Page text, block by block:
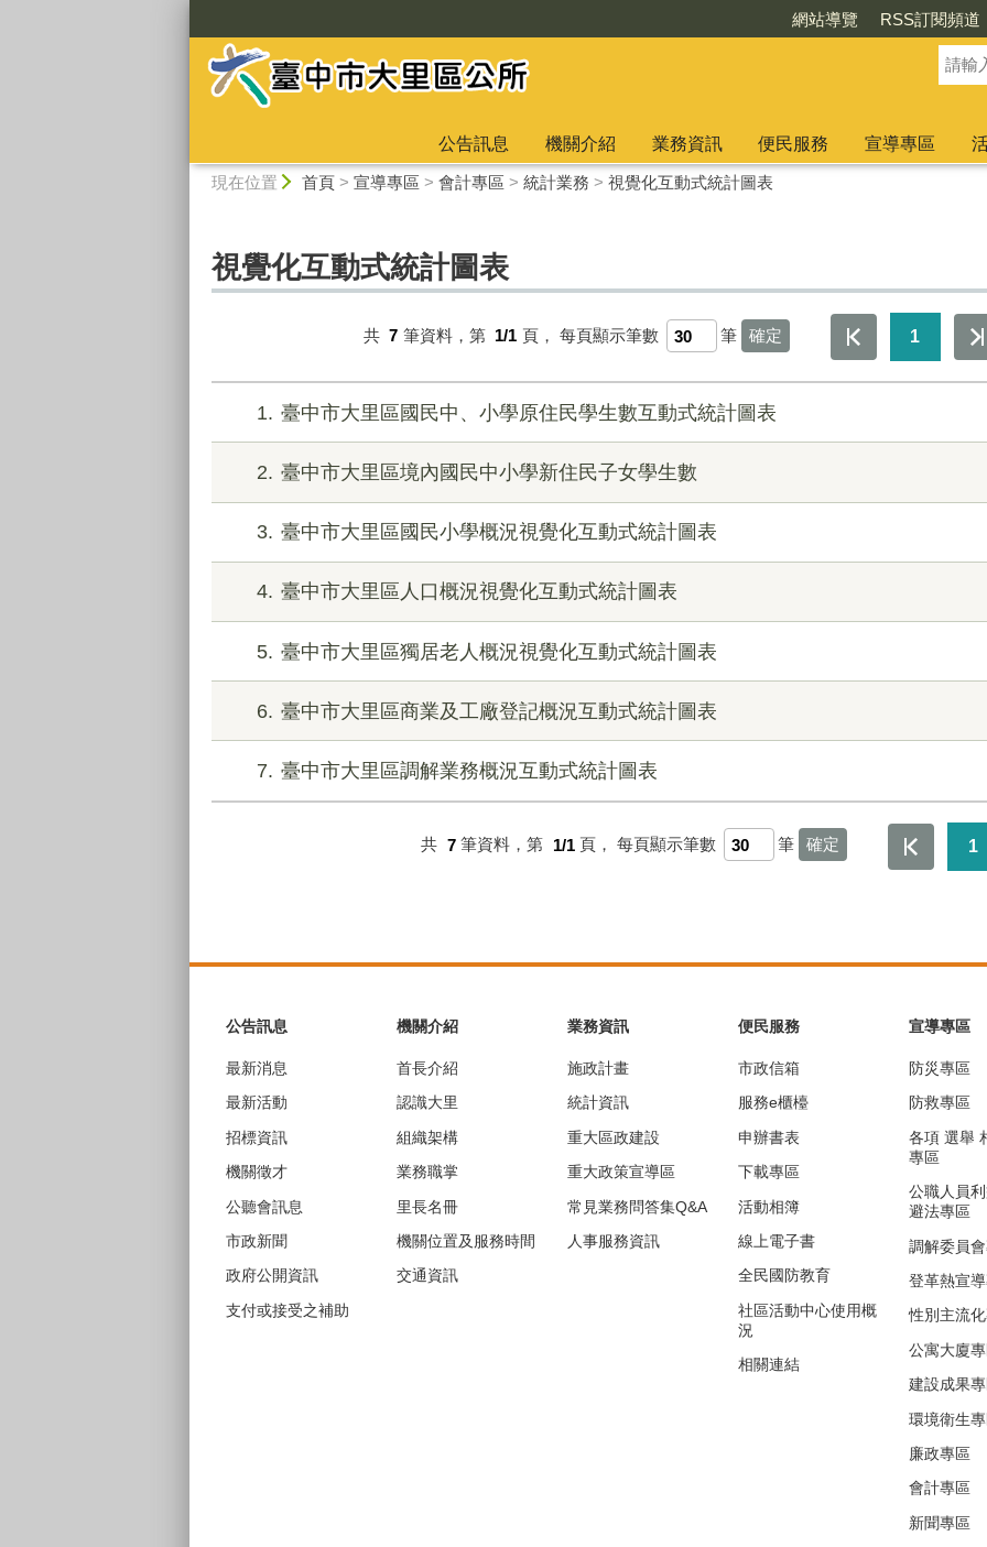
網站導覽 RSS訂閱頻道
公告訊息 機關介紹 業務資訊 便民服務 宣導專區
現在位置 首頁> 宣導專區 > 會計專區 > 統計業務 > 視覺化互動式統計圖表
視覺化互動式統計圖表
共 7 筆資料，第 1/1 頁， 每頁顯示筆數 筆 1
1 臺中市大里區國民中、小學原住民學生數互動式統計圖表
2 臺中市大里區境內國民中小學新住民子女學生數
3 臺中市大里區國民小學概況視覺化互動式統計圖表
4 臺中市大里區人口概況視覺化互動式統計圖表
5 臺中市大里區獨居老人概況視覺化互動式統計圖表
6 臺中市大里區商業及工廠登記概況互動式統計圖表
7 臺中市大里區調解業務概況互動式統計圖表
共 7 筆資料，第 1/1 頁， 每頁顯示筆數 筆 1
公告訊息
最新消息
最新活動
招標資訊
機關徵才
公聽會訊息
市政新聞
政府公開資訊
支付或接受之補助
機關介紹
首長介紹
認識大里
組織架構
業務職掌
里長名冊
機關位置及服務時間
交通資訊
業務資訊
施政計畫
統計資訊
重大區政建設
重大政策宣導區
常見業務問答集Q&A
人事服務資訊
便民服務
市政信箱
服務e櫃檯
申辦書表
下載專區
活動相簿
線上電子書
全民國防教育
社區活動中心使用概
況
相關連結
宣導專區
防災專區
防救專區
各項 選舉
專區
公職人員
避法專區
調解委員
登革熱宣
性別主流
公寓大廈
建設成果
環境衛生
廉政專區
會計專區
新聞專區